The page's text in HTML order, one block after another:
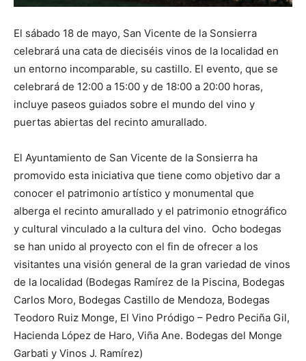
El sábado 18 de mayo, San Vicente de la Sonsierra
celebrará una cata de dieciséis vinos de la localidad en
un entorno incomparable, su castillo. El evento, que se
celebrará de 12:00 a 15:00 y de 18:00 a 20:00 horas,
incluye paseos guiados sobre el mundo del vino y
puertas abiertas del recinto amurallado.
El Ayuntamiento de San Vicente de la Sonsierra ha
promovido esta iniciativa que tiene como objetivo dar a
conocer el patrimonio artístico y monumental que
alberga el recinto amurallado y el patrimonio etnográfico
y cultural vinculado a la cultura del vino. Ocho bodegas
se han unido al proyecto con el fin de ofrecer a los
visitantes una visión general de la gran variedad de vinos
de la localidad (Bodegas Ramírez de la Piscina, Bodegas
Carlos Moro, Bodegas Castillo de Mendoza, Bodegas
Teodoro Ruiz Monge, El Vino Pródigo – Pedro Peciña Gil,
Hacienda López de Haro, Viña Ane. Bodegas del Monge
Garbati y Vinos J. Ramírez)